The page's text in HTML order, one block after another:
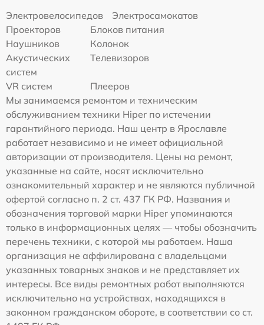
Электровелосипедов
Электросамокатов
Проекторов
Блоков питания
Наушников
Колонок
Акустических
систем
Телевизоров
VR систем
Плееров
Мы занимаемся ремонтом и техническим
обслуживанием техники Hiper по истечении
гарантийного периода. Наш центр в Ярославле
работает независимо и не имеет официальной
авторизации от производителя. Цены на ремонт,
указанные на сайте, носят исключительно
ознакомительный характер и не являются публичной
офертой согласно п. 2 ст. 437 ГК РФ. Названия и
обозначения торговой марки Hiper упоминаются
только в информационных целях — чтобы обозначить
перечень техники, с которой мы работаем. Наша
организация не аффилирована с владельцами
указанных товарных знаков и не представляет их
интересы. Все виды ремонтных работ выполняются
исключительно на устройствах, находящихся в
законном гражданском обороте, в соответствии со ст.